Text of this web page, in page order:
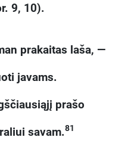
9, 10).
prakaitas laša, —
javams.
prašo
savam.81